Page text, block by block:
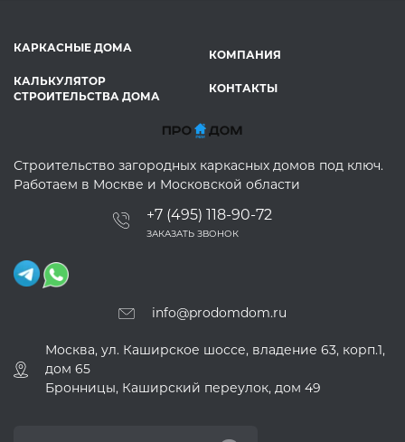
КАРКАСНЫЕ ДОМА
КАЛЬКУЛЯТОР
СТРОИТЕЛЬСТВА ДОМА
КОМПАНИЯ
КОНТАКТЫ
Строительство загородных каркасных домов под ключ.
Работаем в Москве и Московской области
+7 (495) 118-90-72
ЗАКАЗАТЬ ЗВОНОК
info@prodomdom.ru
Москва, ул. Каширское шоссе, владение 63, корп.1,
дом 65
Бронницы, Каширский переулок, дом 49